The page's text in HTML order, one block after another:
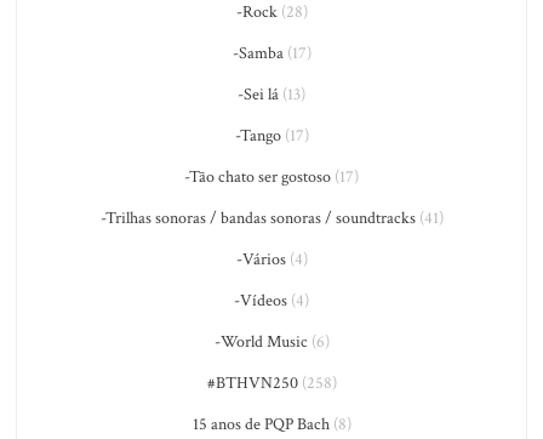
-Rock(28)
-Samba(17)
-Sei lá (13)
-Tango(17)
-Tão chato ser gostoso (17)
-Trilhas sonoras / bandas sonoras / soundtracks(41)
-Vários(4)
-Vídeos (4)
-World Music (6)
#BTHVN250(258)
15 anos de PQP Bach(8)